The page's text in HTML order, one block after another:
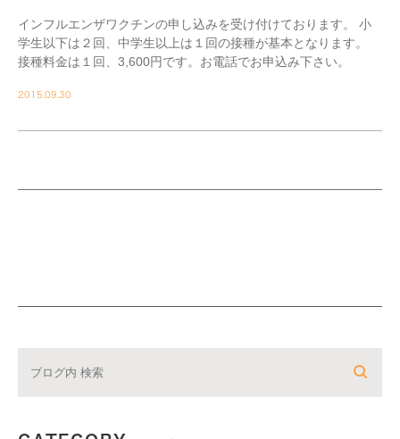
インフルエンザワクチンの申し込みを受け付けております。 小
学生以下は２回、中学生以上は１回の接種が基本となります。
接種料金は１回、3,600円です。お電話でお申込み下さい。
2015.09.30